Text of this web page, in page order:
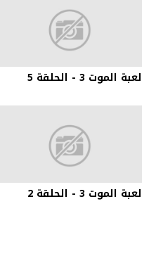
لعبة الموت 3 - الحلقة 5
لعبة الموت 3 - الحلقة 2